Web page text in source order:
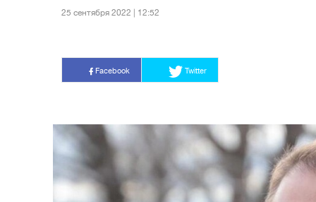
25 сентября 2022 | 12:52
Facebook Twitter